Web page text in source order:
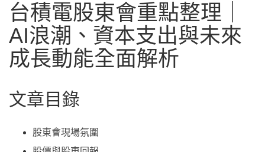
台積電股東會重點整理｜
AI浪潮、資本支出與未來
成長動能全面解析
文章目錄
股東會現場氛圍